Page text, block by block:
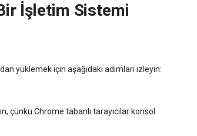
İşletim Sistemi
yüklemek için aşağıdaki adımları izleyin:
çünkü Chrome tabanlı tarayıcılar konsol